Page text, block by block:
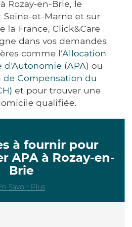
Rozay-en-Brie, le
et-Marne et sur
la France, Click&Care
dans vos demandes
comme l'Allocation
d'Autonomie (APA) ou
de Compensation du
et pour trouver une
qualifiée.
à fournir pour
APA à Rozay-en-
Brie
Savoir Plus